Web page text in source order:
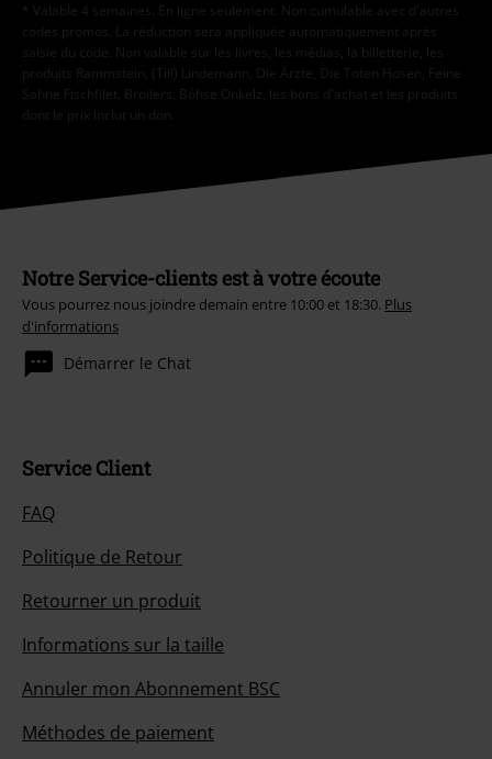
* Valable 4 semaines. En ligne seulement. Non cumulable avec d'autres
codes promos. La réduction sera appliquée automatiquement après
saisie du code. Non valable sur les livres, les médias, la billetterie, les
produits Rammstein, (Till) Lindemann, Die Ärzte, Die Toten Hosen, Feine
Sahne Fischfilet, Broilers, Böhse Onkelz, les bons d'achat et les produits
dont le prix inclut un don.
Notre Service-clients est à votre écoute
Vous pourrez nous joindre demain entre 10:00 et 18:30. Plus
d'informations
Démarrer le Chat
Service Client
FAQ
Politique de Retour
Retourner un produit
Informations sur la taille
Annuler mon Abonnement BSC
Méthodes de paiement